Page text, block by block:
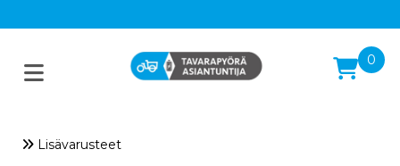
0
Lisävarusteet